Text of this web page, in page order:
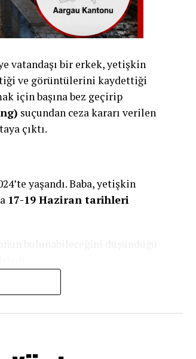
vatandaşı bir erkek, yetişkin
ve görüntülerini kaydettiği
için başına bez geçirip
suçundan ceza kararı verilen
çıktı.
yaşandı. Baba, yetişkin
17-19 Haziran tarihleri
İki ayrı olayda ise kızının